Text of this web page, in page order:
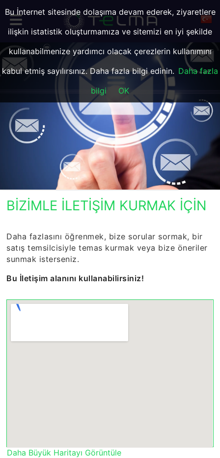
BIZIMLE ILETIŞIM KURMAK IÇIN
Daha fazlasını öğrenmek, bize sorular sormak, bir
satış temsilcisiyle temas kurmak veya bize öneriler
sunmak isterseniz.
Bu İletişim alanını kullanabilirsiniz!
Daha Büyük Haritayı Görüntüle
Bu İnternet sitesinde dolaşıma devam ederek, ziyaretlere
ilişkin istatistik oluşturmamıza ve sitemizi en iyi şekilde
kullanabilmenize yardımcı olacak çerezlerin kullanımını
kabul etmiş sayılırsınız. Daha fazla bilgi edinin. Daha fazla
bilgi
OK